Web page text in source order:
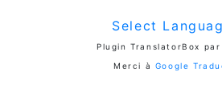
Select
Plugin TranslatorBox
Merci à Google